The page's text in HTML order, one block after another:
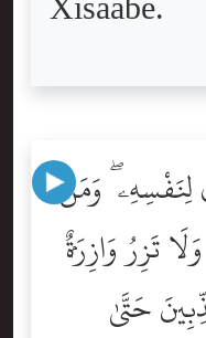
لِنَفْسِهِۦ ۖ وَمَن
تَزِرُ وَازِرَةٌۭ
حَتَّىٰ